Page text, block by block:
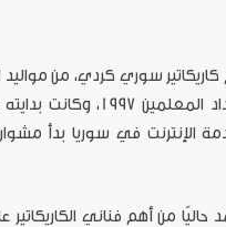
سوري كردي، من مواليد
خريج معهد إعداد
الإنترنت في سوريا بدأ
حاليًا من أهم فناني